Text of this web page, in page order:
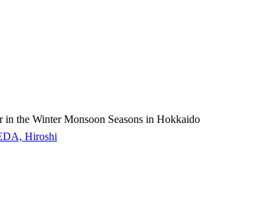
in the Winter Monsoon Seasons in Hokkaido
Hiroshi